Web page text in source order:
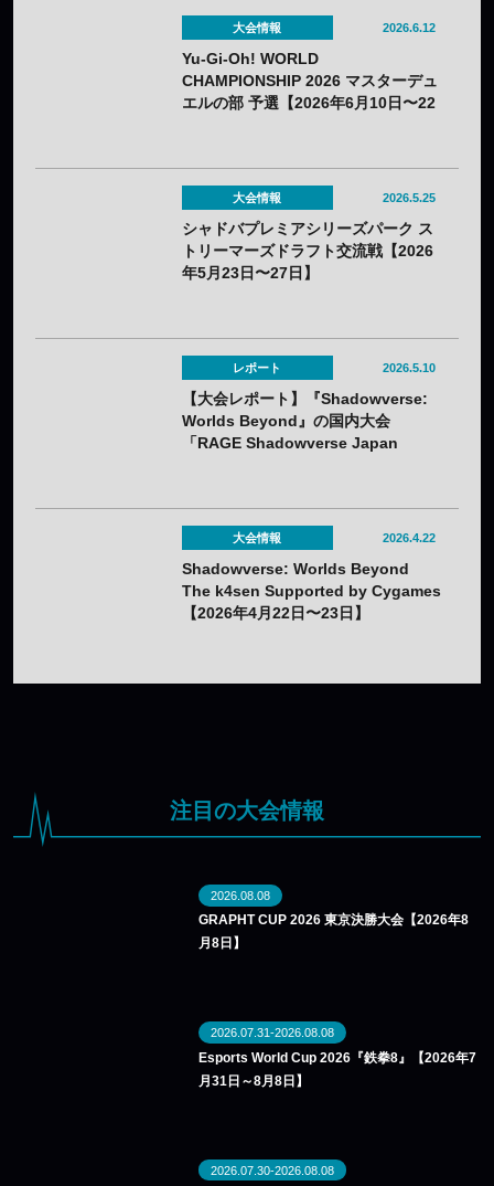
有終の美を飾る！
大会情報 2026.6.12
Yu-Gi-Oh! WORLD
CHAMPIONSHIP 2026 マスターデュ
エルの部 予選【2026年6月10日〜22
大会情報 2026.5.25
シャドバプレミアシリーズパーク ス
トリーマーズドラフト交流戦【2026
年5月23日〜27日】
レポート 2026.5.10
【大会レポート】『Shadowverse:
Worlds Beyond』の国内大会
「RAGE Shadowverse Japan
大会情報 2026.4.22
Shadowverse: Worlds Beyond
The k4sen Supported by Cygames
【2026年4月22日〜23日】
注目の大会情報
2026.08.08
GRAPHT CUP 2026 東京決勝大会【2026年8
月8日】
2026.07.31-2026.08.08
Esports World Cup 2026『鉄拳8』【2026年7
月31日～8月8日】
2026.07.30-2026.08.08